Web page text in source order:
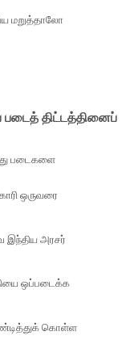
மறுத்தாலோ
படைத் திட்டத்தினைப்
படைகளை
ஒருவரை
இந்திய அரசர்
ஒப்படைக்க
கொள்ள